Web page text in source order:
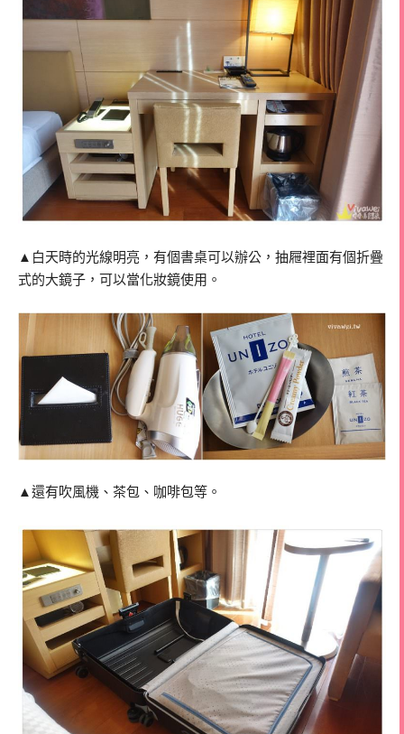
▲白天時的光線明亮，有個書桌可以辦公，抽屜裡面有個折疊
式的大鏡子，可以當化妝鏡使用。
▲還有吹風機、茶包、咖啡包等。